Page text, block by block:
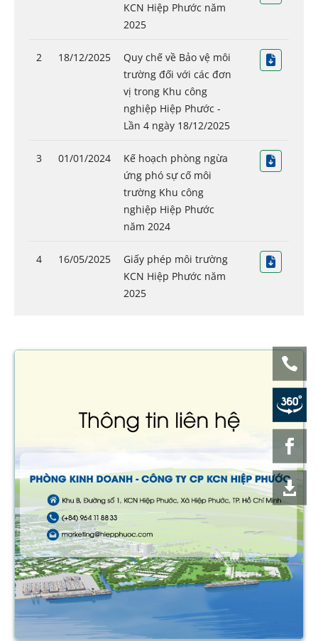
KCN Hiệp Phước năm
2025
2 18/12/2025
Quy chế về Bảo vệ môi
trường đối với các đơn
vị trong Khu công
nghiệp Hiệp Phước -
Lần 4 ngày 18/12/2025
3 01/01/2024
Kế hoạch phòng ngừa
ứng phó sự cố môi
trường Khu công
nghiệp Hiệp Phước
năm 2024
4 16/05/2025
Giấy phép môi trường
KCN Hiệp Phước năm
2025